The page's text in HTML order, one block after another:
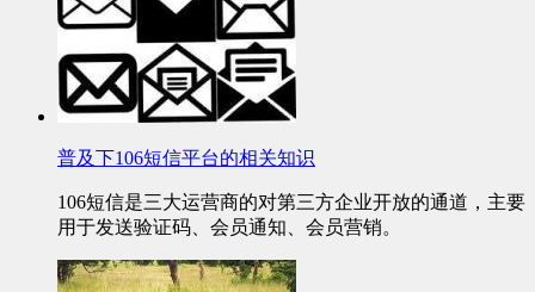
普及下106短信平台的相关知识
106短信是三大运营商的对第三方企业开放的通道，主要
用于发送验证码、会员通知、会员营销。